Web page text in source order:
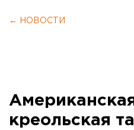
← НОВОСТИ
креольская